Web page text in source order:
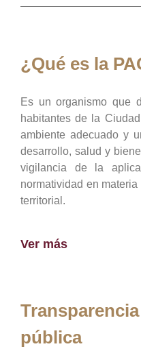
¿Qué es la
Es un organismo que
habitantes de la
ambiente adecuado y
desarrollo, salud y
vigilancia de la
normatividad en
territorial.
Ver más
pública